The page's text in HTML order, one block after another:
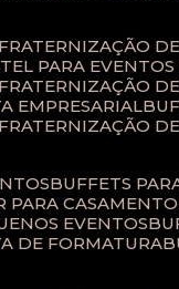
PARA
EMPRESARIAL
BUFFETS
PARA CASAMENTO
EVENTOS
DE FORMATURA